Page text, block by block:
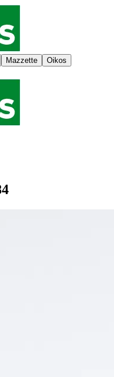
Mazzette Oikos